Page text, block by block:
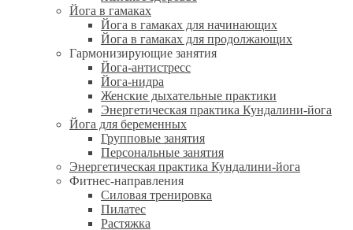
Йога в гамаках
Йога в гамаках для начинающих
Йога в гамаках для продолжающих
Гармонизирующие занятия
Йога-антистресс
Йога-нидра
Женские дыхательные практики
Энергетическая практика Кундалини-йога
Йога для беременных
Групповые занятия
Персональные занятия
Энергетическая практика Кундалини-йога
Фитнес-направления
Силовая тренировка
Пилатес
Растяжка